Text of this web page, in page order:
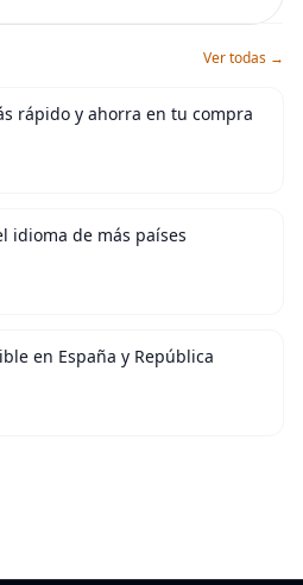
Ver todas →
rápido y ahorra en tu compra
idioma de más países
en España y República